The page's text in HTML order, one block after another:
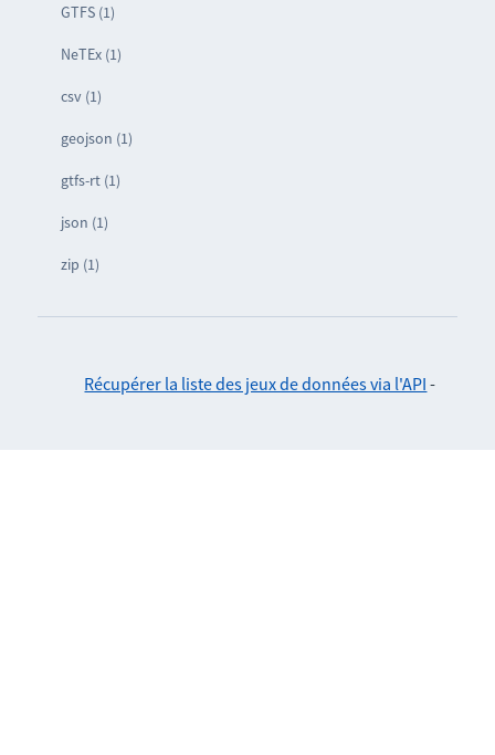
GTFS (1)
NeTEx (1)
csv (1)
geojson (1)
gtfs-rt (1)
json (1)
zip (1)
Récupérer la liste des jeux de données via l'API -